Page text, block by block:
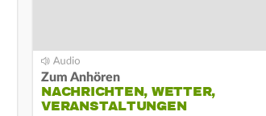
Zum Anhören
NACHRICHTEN, WETTER,
VERANSTALTUNGEN